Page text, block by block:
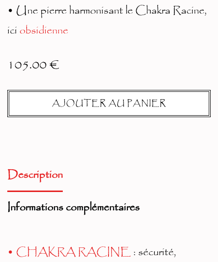
• Une pierre harmonisant le Chakra Racine,
iciobsidienne
105.00€
AJOUTER AU PANIER
lt
er
n
Description
Informations complémentaires
• CHAKRA RACINE: sécurité,